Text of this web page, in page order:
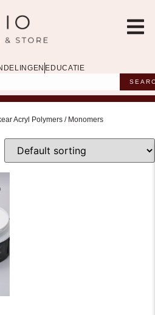
EDUCATIE
Acryl Polymers / Monomers